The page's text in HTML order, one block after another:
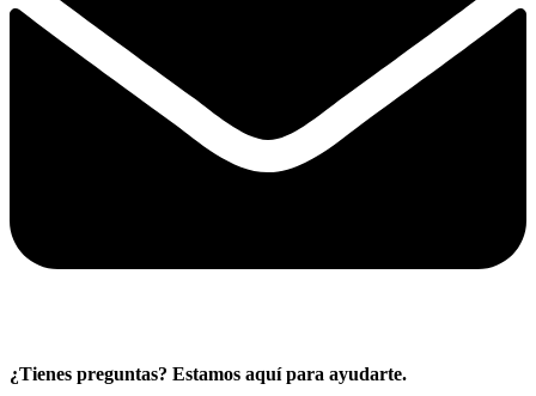
¿Tienes preguntas? Estamos aquí para ayudarte.